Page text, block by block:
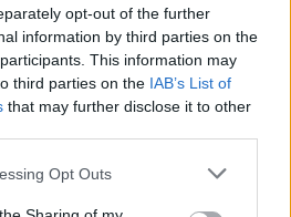
opt-out of the further
information by third parties on the
This information may
third parties on the IAB’s List of
that may further disclose it to other
Opt Outs